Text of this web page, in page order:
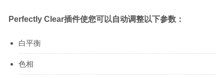
Perfectly Clear插件使您可以自动调整以下参数：
白平衡
色相